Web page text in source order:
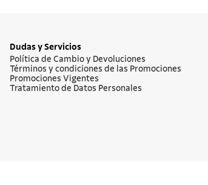
Dudas y Servicios
Política de Cambio y Devoluciones
Términos y condiciones de las Promociones
Promociones Vigentes
Tratamiento de Datos Personales